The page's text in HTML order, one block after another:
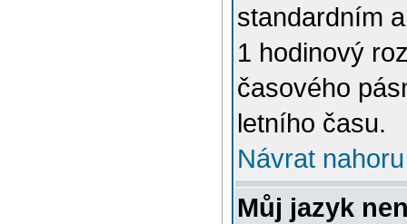
standardním
1 hodinový
časového
letního času.
Návrat nahoru
Můj jazyk